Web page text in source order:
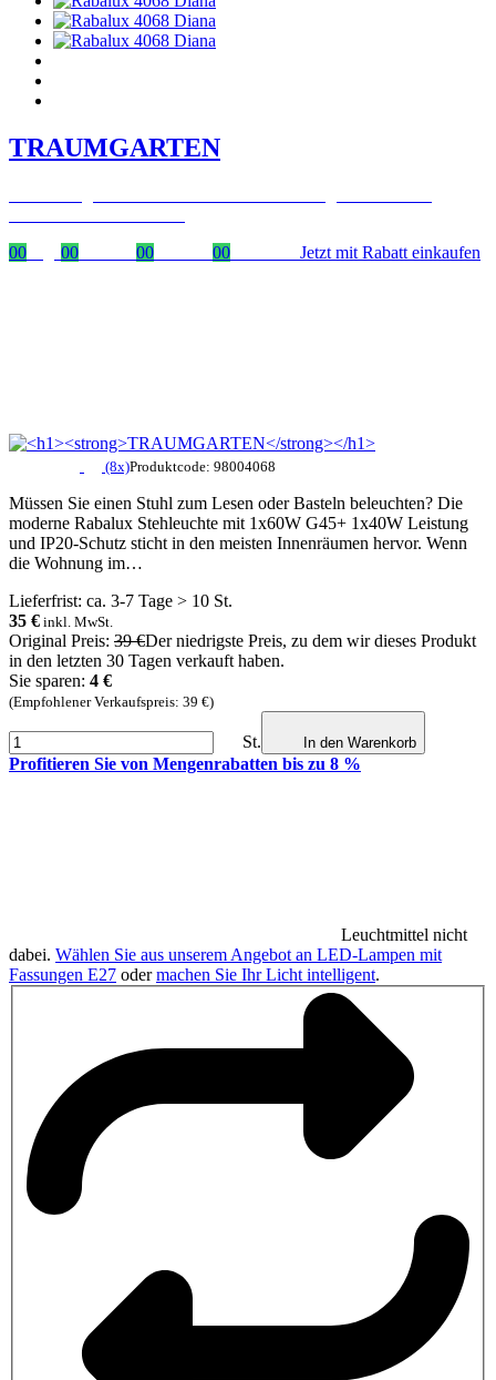
TRAUMGARTEN
00
00 00 00 Jetzt mit Rabatt einkaufen
(8x)Produktcode: 98004068
Müssen Sie einen Stuhl zum Lesen oder Basteln beleuchten? Die
moderne Rabalux Stehleuchte mit 1x60W G45+ 1x40W Leistung
und IP20-Schutz sticht in den meisten Innenräumen hervor. Wenn
die Wohnung im…
Lieferfrist: ca. 3-7 Tage > 10 St.
35 € inkl. MwSt.
Original Preis: 39 €Der niedrigste Preis, zu dem wir dieses Produkt
in den letzten 30 Tagen verkauft haben.
Sie sparen: 4 €
(Empfohlener Verkaufspreis: 39 €)
St. In den Warenkorb
Profitieren Sie von Mengenrabatten bis zu 8 %
Leuchtmittel nicht
dabei. Wählen Sie aus unserem Angebot an LED-Lampen mit
Fassungen E27 odermachen Sie Ihr Licht intelligent.